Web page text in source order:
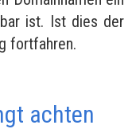
ist. Ist dies der
fortfahren.
achten